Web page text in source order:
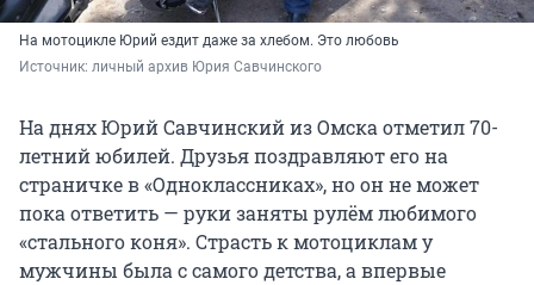
На мотоцикле Юрий ездит даже за хлебом. Это любовь
Источник: личный архив Юрия Савчинского
На днях Юрий Савчинский из Омска отметил 70-
летний юбилей. Друзья поздравляют его на
страничке в «Одноклассниках», но он не может
пока ответить — руки заняты рулём любимого
«стального коня». Страсть к мотоциклам у
мужчины была с самого детства, а впервые